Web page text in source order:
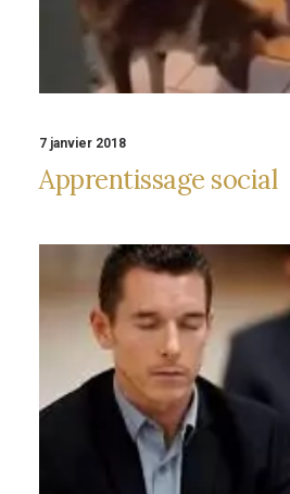
7 janvier 2018
Apprentissage social